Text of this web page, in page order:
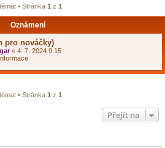
• Stránka 1 z 1
Oznámení
pro nováčky)
« 4. 7. 2024 9.15
• Stránka 1 z 1
Přejít na